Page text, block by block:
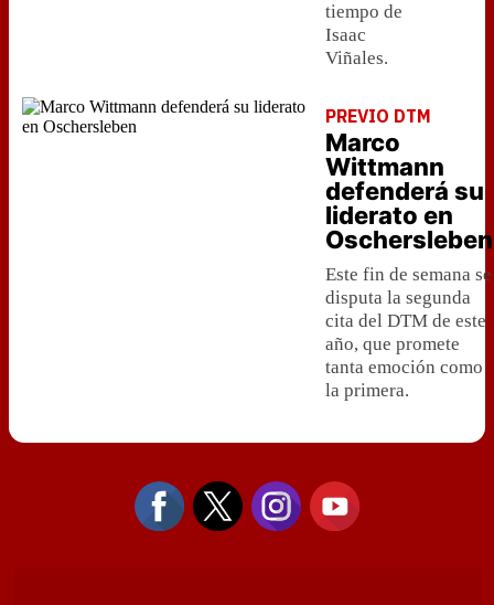
tiempo de
Isaac
Viñales.
PREVIO DTM
Marco
Wittmann
defenderá su
liderato en
Oschersleben
Este fin de semana se
disputa la segunda
cita del DTM de este
año, que promete
tanta emoción como
la primera.